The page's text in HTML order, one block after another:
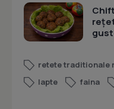
retete traditionale
lapte
faina